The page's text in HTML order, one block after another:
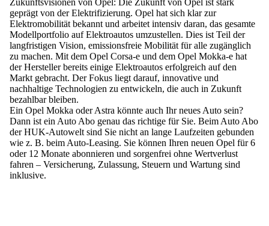
geprägt von der Elektrifizierung. Opel hat sich klar zur
Elektromobilität bekannt und arbeitet intensiv daran, das gesamte
Modellportfolio auf Elektroautos umzustellen. Dies ist Teil der
langfristigen Vision, emissionsfreie Mobilität für alle zugänglich
zu machen. Mit dem Opel Corsa-e und dem Opel Mokka-e hat
der Hersteller bereits einige Elektroautos erfolgreich auf den
Markt gebracht. Der Fokus liegt darauf, innovative und
nachhaltige Technologien zu entwickeln, die auch in Zukunft
bezahlbar bleiben.
Ein Opel Mokka oder Astra könnte auch Ihr neues Auto sein?
Dann ist ein Auto Abo genau das richtige für Sie. Beim Auto Abo
der HUK-Autowelt sind Sie nicht an lange Laufzeiten gebunden
wie z. B. beim Auto-Leasing. Sie können Ihren neuen Opel für 6
oder 12 Monate abonnieren und sorgenfrei ohne Wertverlust
fahren – Versicherung, Zulassung, Steuern und Wartung sind
inklusive.